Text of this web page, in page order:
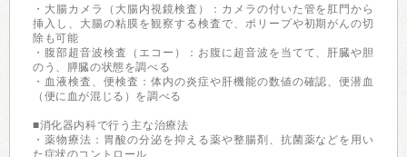
・大腸カメラ（大腸内視鏡検査）：カメラの付いた管を肛門から
挿入し、大腸の粘膜を観察する検査で、ポリープや初期がんの切
除も可能
・腹部超音波検査（エコー）：お腹に超音波を当てて、肝臓や胆
のう、膵臓の状態を調べる
・血液検査、便検査：体内の炎症や肝機能の数値の確認、便潜血
（便に血が混じる）を調べる
■消化器内科で行う主な治療法
・薬物療法：胃酸の分泌を抑える薬や整腸剤、抗菌薬などを用い
た症状のコントロール